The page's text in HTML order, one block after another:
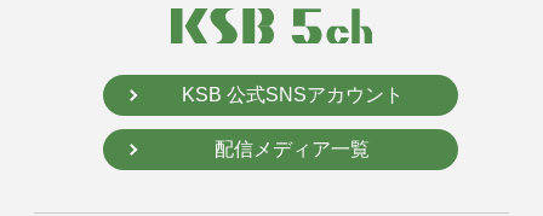
KSB 公式SNSアカウント
配信メディア一覧